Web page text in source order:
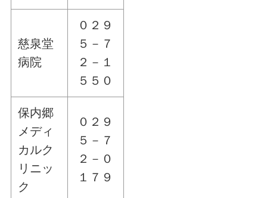
慈泉堂
病院
０２９
５－７
２－１
５５０
保内郷
メディ
カルク
リニッ
ク
０２９
５－７
２－０
１７９